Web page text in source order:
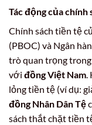
Tác động của
Chính sách tiền tệ
(PBOC) và Ngân
trò quan trọng
với đồng Việt Nam.
lỏng tiền tệ (ví dụ:
đồng Nhân Dân Tệ
sách thắt chặt tiền